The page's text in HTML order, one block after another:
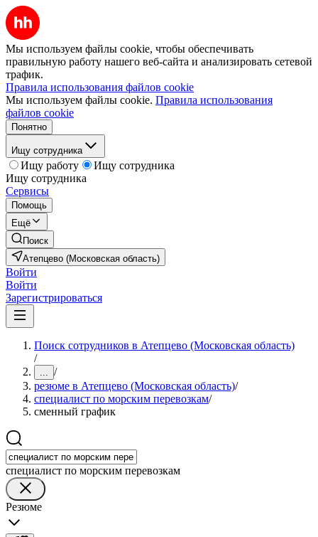
Мы используем файлы cookie, чтобы обеспечивать
правильную работу нашего веб-сайта и анализировать сетевой
трафик.
Правила использования файлов cookie
Мы используем файлы cookie. Правила использования
файлов cookie
Понятно
Ищу сотрудника
Ищу работу
Ищу сотрудника
Ищу сотрудника
Сервисы
Помощь
Ещё
Поиск
Атепцево (Московская область)
Войти
Войти
Зарегистрироваться
Поиск сотрудников в Атепцево (Московская область)
/
... /
резюме в Атепцево (Московская область)/
специалист по морским перевозкам/
сменный график
специалист по морским перевозкам
Резюме